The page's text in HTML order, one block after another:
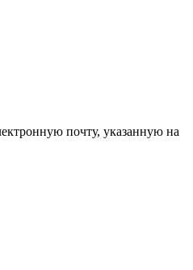
почту, указанную на